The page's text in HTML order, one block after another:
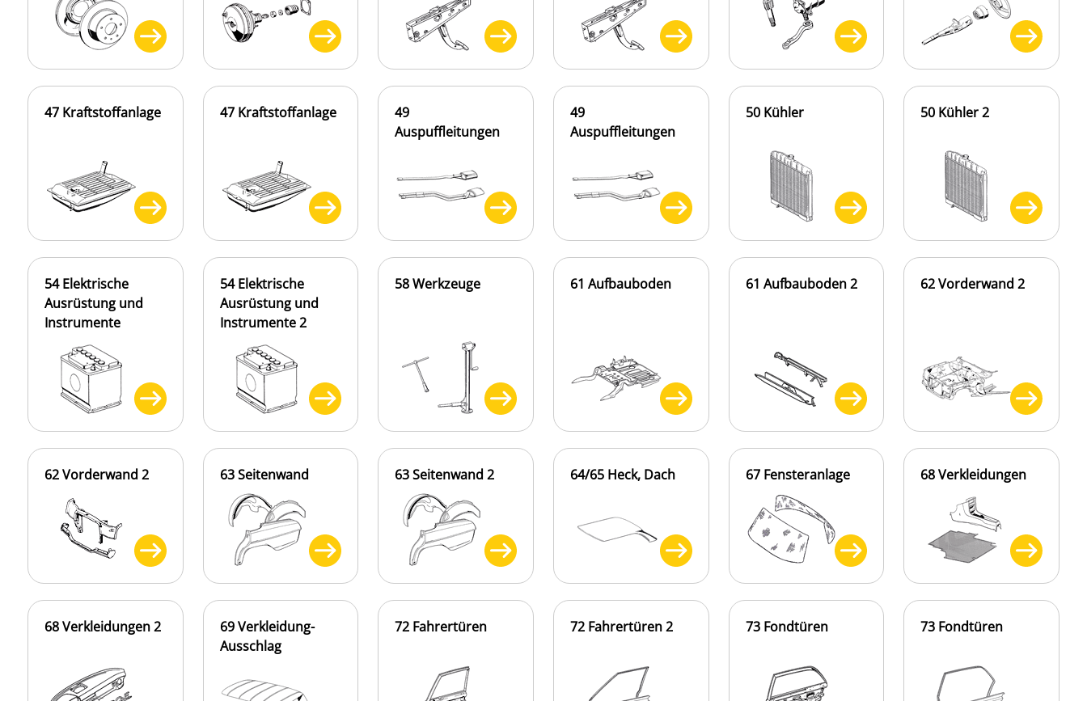
47 Kraftstoffanlage 47 Kraftstoffanlage
49
Auspuffleitungen
49
Auspuffleitungen
50 Kühler 50 Kühler 2
54 Elektrische
Ausrüstung und
Instrumente
54 Elektrische
Ausrüstung und
Instrumente 2
58 Werkzeuge 61 Aufbauboden 61 Aufbauboden 2 62 Vorderwand 2
62 Vorderwand 2 63 Seitenwand 63 Seitenwand 2 64/65 Heck, Dach 67 Fensteranlage 68 Verkleidungen
68 Verkleidungen 2
69 Verkleidung-
Ausschlag
72 Fahrertüren 72 Fahrertüren 2 73 Fondtüren 73 Fondtüren